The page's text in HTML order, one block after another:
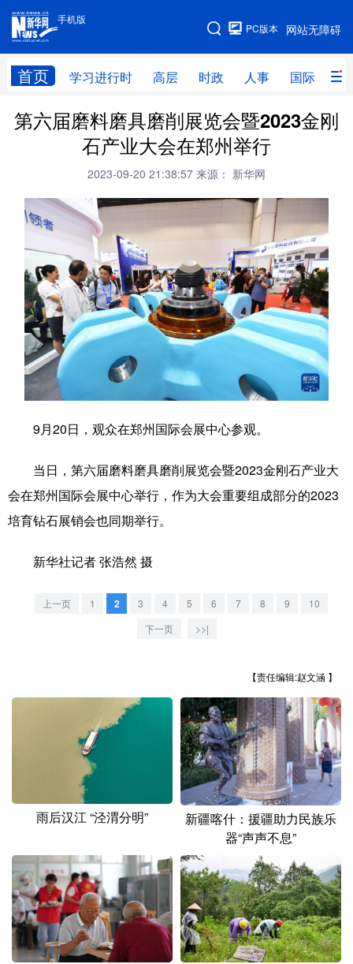
手机版
网站无障碍
PC版本
首页 学习进行时 高层 时政 人事 国际 财
手机版
网站地图
学习进行时 高层 时政 人事
财经 网评
全球连线
科技
文化 书画 健康 军事
访谈 视频 图片 政务
法律 中央文件 金融 汽车
食品 数字经济
学术中国 乡村振兴 溯源中国
文化产业
北京 天津 河北
江西
河南 湖北 湖南
海南 重庆
云南 西藏
陕西 甘肃 青海 宁夏
黑龙江
多语种频道
English Español Français عربى
第六届磨料磨具磨削展览会暨2023金刚
石产业大会在郑州举行
2023-09-20 21:38:57 来源： 新华网
9月20日，观众在郑州国际会展中心参观。
当日，第六届磨料磨具磨削展览会暨2023金刚石产业大
会在郑州国际会展中心举行，作为大会重要组成部分的2023
培育钻石展销会也同期举行。
新华社记者 张浩然 摄
上一页 1 2 3 4 5 6 7 8 9
10
下一页
>>|
【责任编辑:赵文涵 】
雨后汉江 “泾渭分明”
新疆喀什：援疆助力民族乐
器“声声不息”